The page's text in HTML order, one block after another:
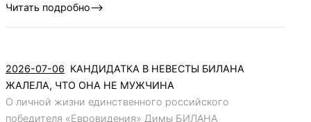
Читать подробно-->
2026-07-06 КАНДИДАТКА В НЕВЕСТЫ БИЛАНА
ЖАЛЕЛА, ЧТО ОНА НЕ МУЖЧИНА
О личной жизни единственного российского
победителя «Евровидения» Димы БИЛАНА